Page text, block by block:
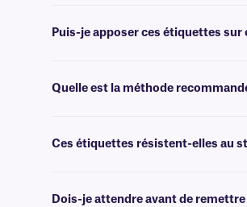
Puis-je apposer ces étiquettes sur
Quelle est la méthode
circonférence du flacon.
Ces étiquettes résistent-elles au
Dois-je attendre avant de